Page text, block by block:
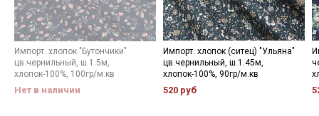
Импорт. хлопок "Бутончики"
цв.чернильный, ш.1.5м,
хлопок-100%, 100гр/м.кв
Нет в наличии
Импорт. хлопок (ситец) "Ульяна"
цв.чернильный, ш.1.45м,
хлопок-100%, 90гр/м.кв
520 руб